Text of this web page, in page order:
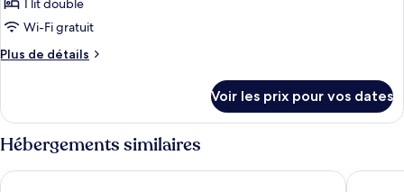
de
chambre :
Chambre
1 lit double
Wi-Fi gratuit
Plus de détails
Plus
le
type
de
chambre
Chambre
Voir les prix pour vos dates
Hébergements similaires
SAii Laguna Phuket Cassia